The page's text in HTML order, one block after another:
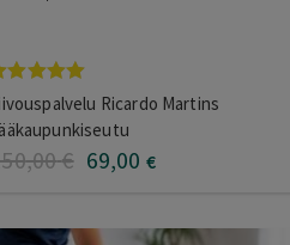
/ 5
Ricardo Martins
,00€ 69,00 €